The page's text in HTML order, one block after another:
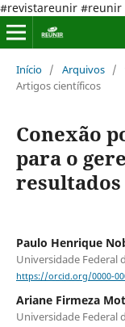
#revistareunir #reunir
Início / Arquivos /
Artigos científicos
Conexão
para o
Paulo Henrique
Universidade Federal
https://orcid.org/0000-
Ariane Firmeza
Universidade Federal